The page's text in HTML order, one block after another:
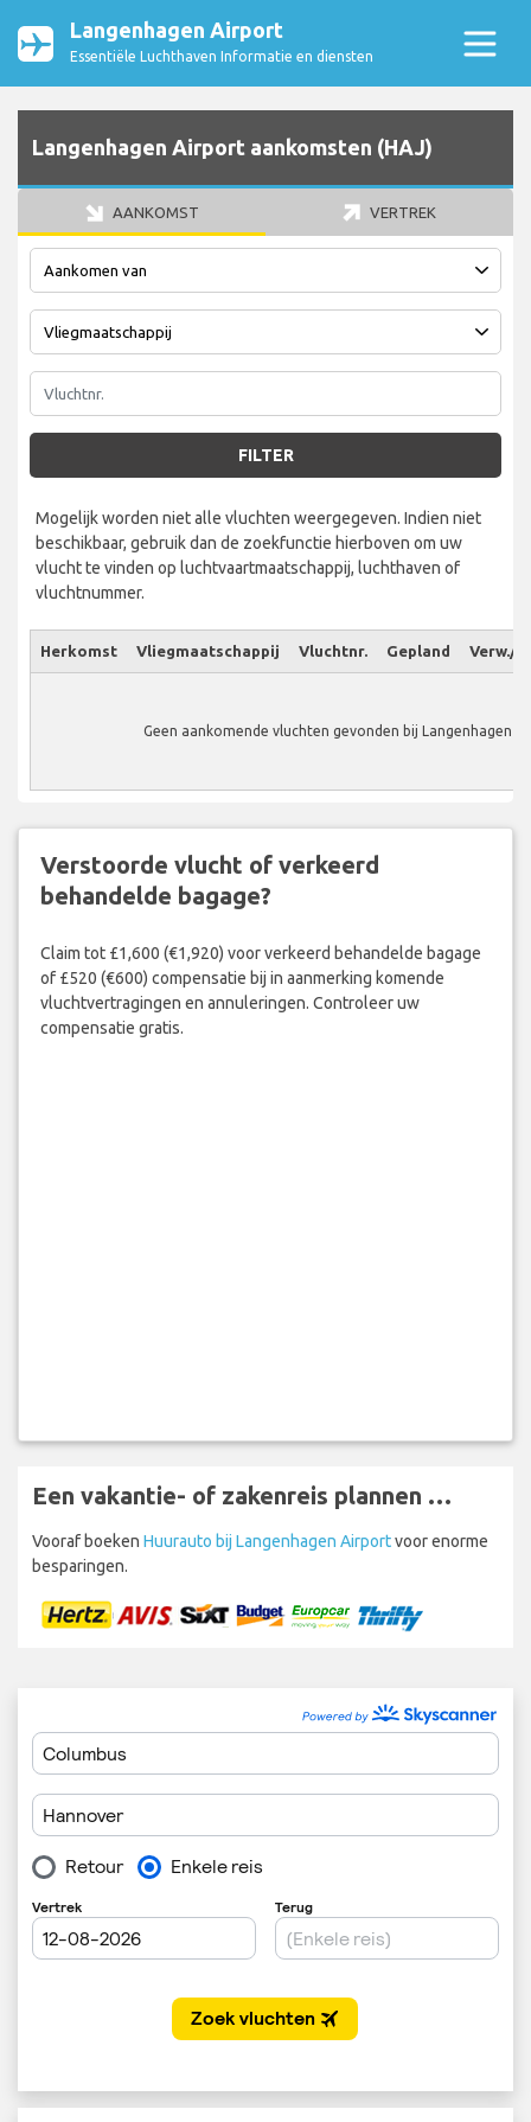
Langenhagen Airport
Essentiële Luchthaven Informatie en diensten
Langenhagen Airport aankomsten (HAJ)
AANKOMST VERTREK
FILTER
Mogelijk worden niet alle vluchten weergegeven. Indien niet
beschikbaar, gebruik dan de zoekfunctie hierboven om uw
vlucht te vinden op luchtvaartmaatschappij, luchthaven of
vluchtnummer.
Herkomst Vliegmaatschappij Vluchtnr. Gepland Verw./
Geen aankomende vluchten gevonden bij Langenhagen
Verstoorde vlucht of verkeerd
behandelde bagage?
Claim tot £1,600 (€1,920) voor verkeerd behandelde bagage
of £520 (€600) compensatie bij in aanmerking komende
vluchtvertragingen en annuleringen. Controleer uw
compensatie gratis.
Een vakantie- of zakenreis plannen …
Vooraf boeken Huurauto bij Langenhagen Airportvoor enorme
besparingen.